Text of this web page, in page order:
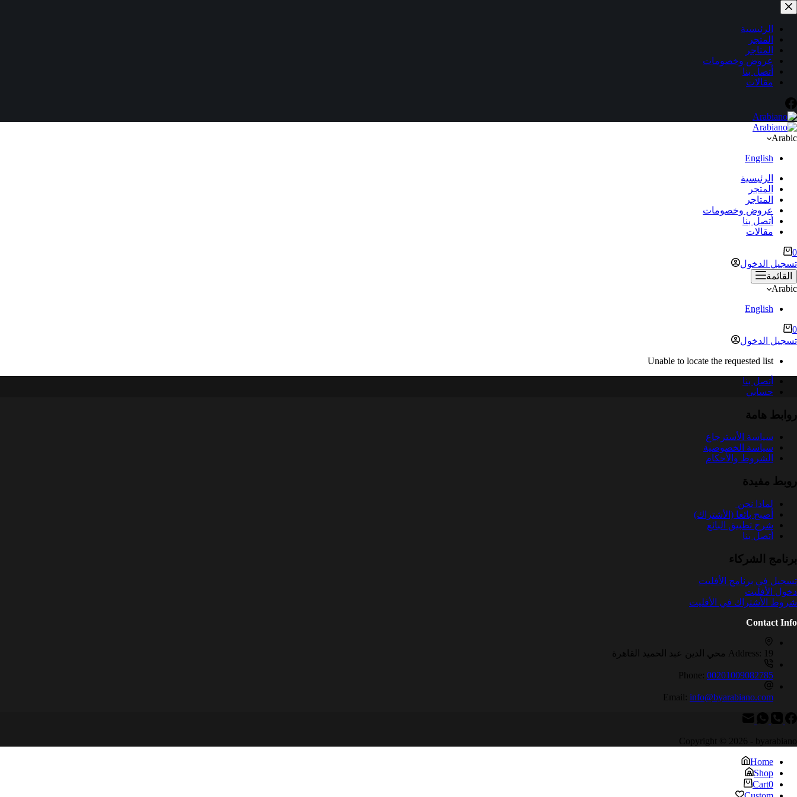
التجاوز
إلى
المحتوىالرئيسية
المتجر
المتاجر
عروض وخصومات
أتصل بنا
مقالات
Arabic
English
الرئيسية
المتجر
المتاجر
عروض وخصومات
أتصل بنا
مقالات
عربة
التسوق
0
تسجيل الدخول
القائمة
Arabic
English
عربة
التسوق
0
تسجيل الدخول
Unable to locate the requested list
أتصل بنا
حسابي
روابط هامة
سياسة الأسترجاع
سياسة الخصوصية
الشروط والأحكام
روبط مفيدة
لماذا نحن
أصبح بائعا (الأشتراك)
شرح تطبيق البائع
أتصل بنا
برنامج الشركاء
تسجيل في برنامج الأفليت
دخول الأفليت
شروط الأشتراك في الأفليت
Contact Info
Address: 19 محي الدين عبد الحميد القاهرة
Phone: 00201009082785
Email: info@byarabiano.com
Copyright © 2026 - byarabiano
Home
Shop
Cart0